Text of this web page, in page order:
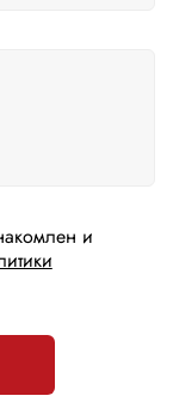
и